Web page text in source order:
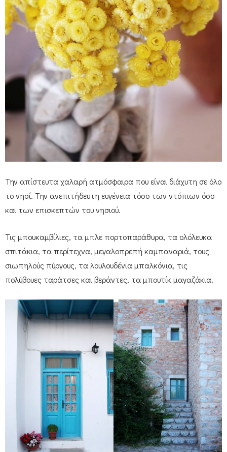
Την απίστευτα χαλαρή ατμόσφαιρα που είναι διάχυτη σε όλο
το νησί. Την ανεπιτήδευτη ευγένεια τόσο των ντόπιων όσο
και των επισκεπτών του νησιού.
Τις μπουκαμβίλιες, τα μπλε πορτοπαράθυρα, τα ολόλευκα
σπιτάκια, τα περίτεχνα, μεγαλοπρεπή καμπαναριά, τους
σιωπηλούς πύργους, τα λουλουδένια μπαλκόνια, τις
πολύβουες ταράτσες και βεράντες, τα μπουτίκ μαγαζάκια.